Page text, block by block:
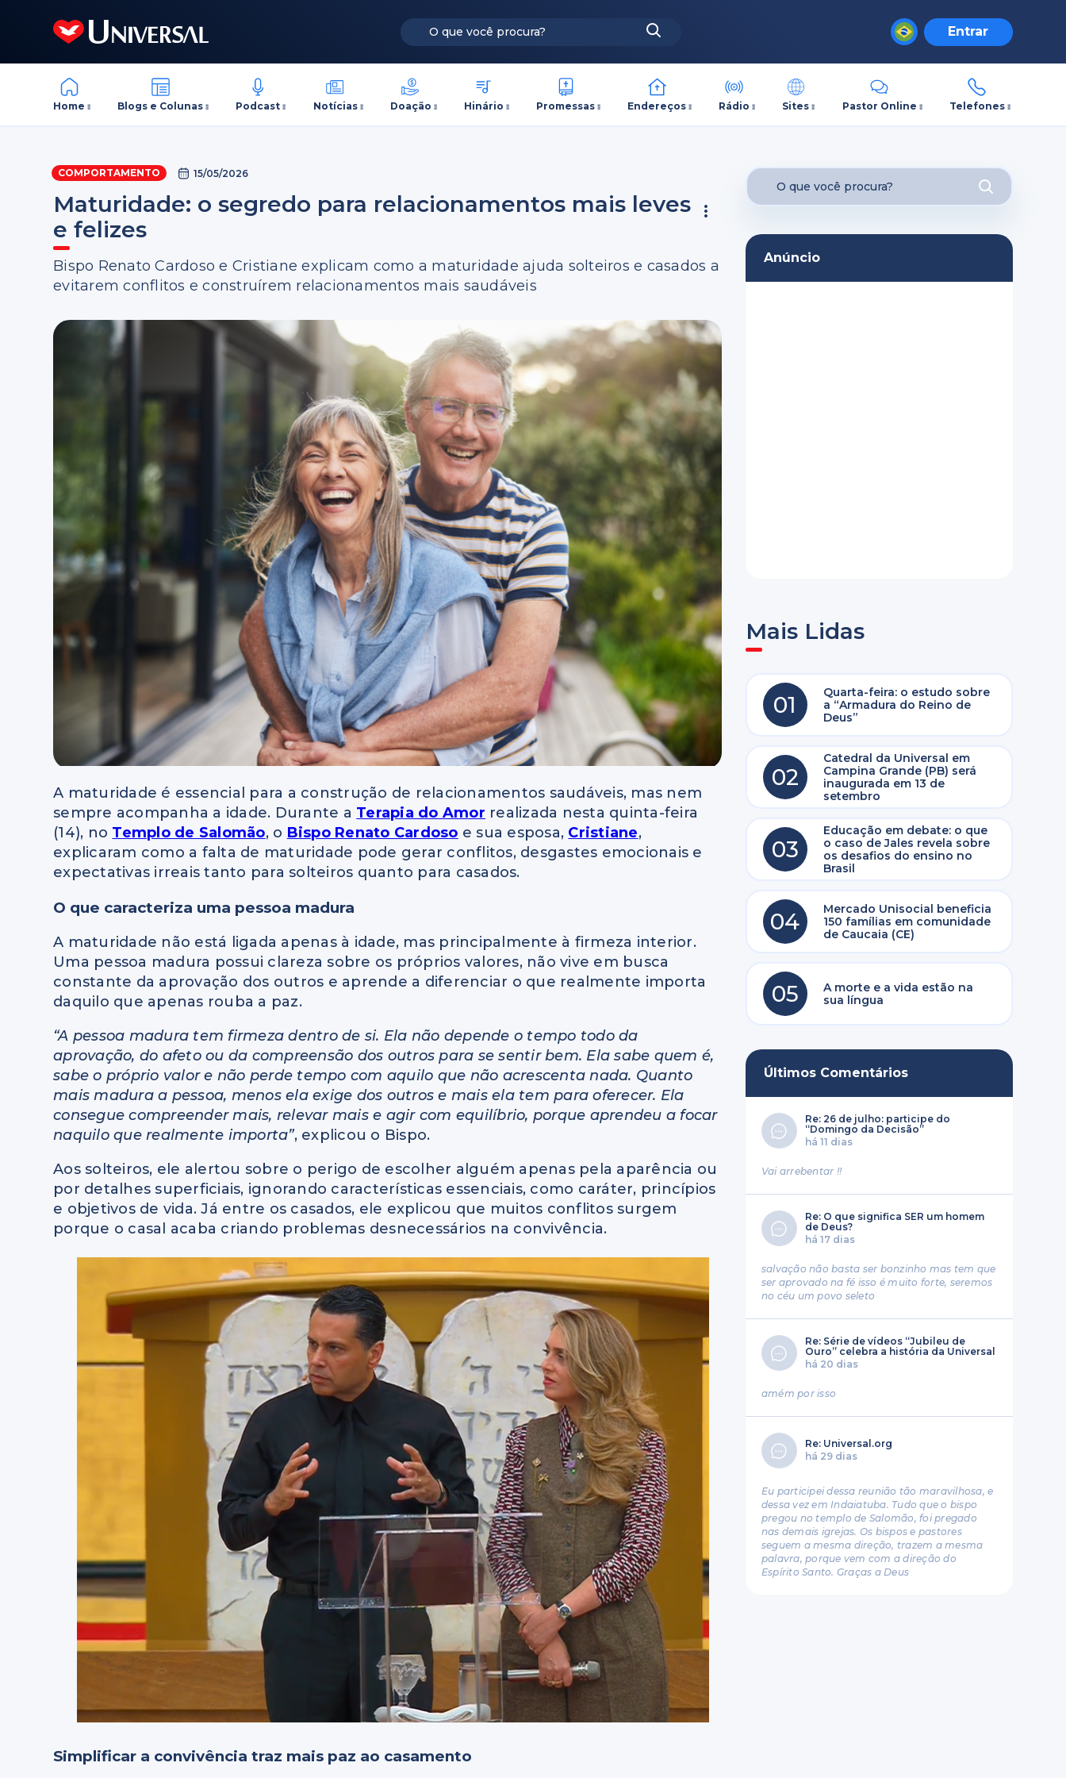
Entrar
Home Blogs e Colunas Podcast Notícias Doação Hinário Promessas Endereços Rádio Sites Pastor Online Telefones
COMPORTAMENTO 15/05/2026
Maturidade: o segredo para relacionamentos mais leves
e felizes
Bispo Renato Cardoso e Cristiane explicam como a maturidade ajuda solteiros e casados a
evitarem conflitos e construírem relacionamentos mais saudáveis
A maturidade é essencial para a construção de relacionamentos saudáveis, mas nem
sempre acompanha a idade. Durante a Terapia do Amor realizada nesta quinta-feira
(14), no Templo de Salomão, o Bispo Renato Cardoso e sua esposa, Cristiane,
explicaram como a falta de maturidade pode gerar conflitos, desgastes emocionais e
expectativas irreais tanto para solteiros quanto para casados.
O que caracteriza uma pessoa madura
A maturidade não está ligada apenas à idade, mas principalmente à firmeza interior.
Uma pessoa madura possui clareza sobre os próprios valores, não vive em busca
constante da aprovação dos outros e aprende a diferenciar o que realmente importa
daquilo que apenas rouba a paz.
“A pessoa madura tem firmeza dentro de si. Ela não depende o tempo todo da
aprovação, do afeto ou da compreensão dos outros para se sentir bem. Ela sabe quem é,
sabe o próprio valor e não perde tempo com aquilo que não acrescenta nada. Quanto
mais madura a pessoa, menos ela exige dos outros e mais ela tem para oferecer. Ela
consegue compreender mais, relevar mais e agir com equilíbrio, porque aprendeu a focar
naquilo que realmente importa”, explicou o Bispo.
Aos solteiros, ele alertou sobre o perigo de escolher alguém apenas pela aparência ou
por detalhes superficiais, ignorando características essenciais, como caráter, princípios
e objetivos de vida. Já entre os casados, ele explicou que muitos conflitos surgem
porque o casal acaba criando problemas desnecessários na convivência.
Simplificar a convivência traz mais paz ao casamento
Anúncio
Mais Lidas
01
Quarta-feira: o estudo sobre
a “Armadura do Reino de
Deus”
02
Catedral da Universal em
Campina Grande (PB) será
inaugurada em 13 de
setembro
03
Educação em debate: o que
o caso de Jales revela sobre
os desafios do ensino no
Brasil
04
Mercado Unisocial beneficia
150 famílias em comunidade
de Caucaia (CE)
05
A morte e a vida estão na
sua língua
Últimos Comentários
Re: 26 de julho: participe do
“Domingo da Decisão”
há 11 dias
Vai arrebentar !!
Re: O que significa SER um homem
de Deus?
há 17 dias
salvação não basta ser bonzinho mas tem que
ser aprovado na fé isso é muito forte, seremos
no céu um povo seleto
Re: Série de vídeos “Jubileu de
Ouro” celebra a história da Universal
há 20 dias
amém por isso
Re: Universal.org
há 29 dias
Eu participei dessa reunião tão maravilhosa, e
dessa vez em Indaiatuba. Tudo que o bispo
pregou no templo de Salomão, foi pregado
nas demais igrejas. Os bispos e pastores
seguem a mesma direção, trazem a mesma
palavra, porque vem com a direção do
Espírito Santo. Graças a Deus